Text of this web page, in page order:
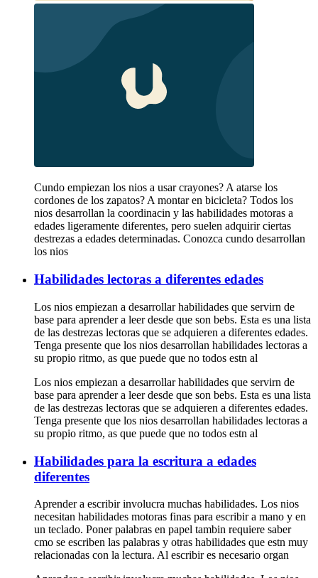
Cundo empiezan los nios a usar crayones? A atarse los
cordones de los zapatos? A montar en bicicleta? Todos los
nios desarrollan la coordinacin y las habilidades motoras a
edades ligeramente diferentes, pero suelen adquirir ciertas
destrezas a edades determinadas. Conozca cundo desarrollan
los nios
Habilidades lectoras a diferentes edades
Los nios empiezan a desarrollar habilidades que servirn de
base para aprender a leer desde que son bebs. Esta es una lista
de las destrezas lectoras que se adquieren a diferentes edades.
Tenga presente que los nios desarrollan habilidades lectoras a
su propio ritmo, as que puede que no todos estn al
Los nios empiezan a desarrollar habilidades que servirn de
base para aprender a leer desde que son bebs. Esta es una lista
de las destrezas lectoras que se adquieren a diferentes edades.
Tenga presente que los nios desarrollan habilidades lectoras a
su propio ritmo, as que puede que no todos estn al
Habilidades para la escritura a edades
diferentes
Aprender a escribir involucra muchas habilidades. Los nios
necesitan habilidades motoras finas para escribir a mano y en
un teclado. Poner palabras en papel tambin requiere saber
cmo se escriben las palabras y otras habilidades que estn muy
relacionadas con la lectura. Al escribir es necesario organ